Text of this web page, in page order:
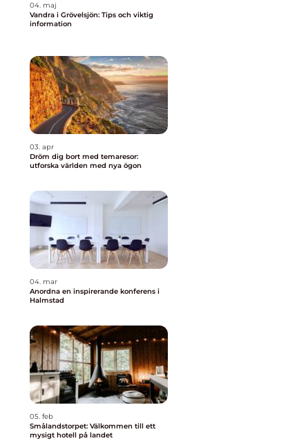
04. maj
Vandra i Grövelsjön: Tips och viktig
information
03. apr
Dröm dig bort med temaresor:
utforska världen med nya ögon
04. mar
Anordna en inspirerande konferens i
Halmstad
05. feb
Smålandstorpet: Välkommen till ett
mysigt hotell på landet